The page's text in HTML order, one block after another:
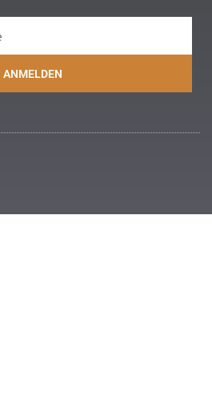
ANMELDEN